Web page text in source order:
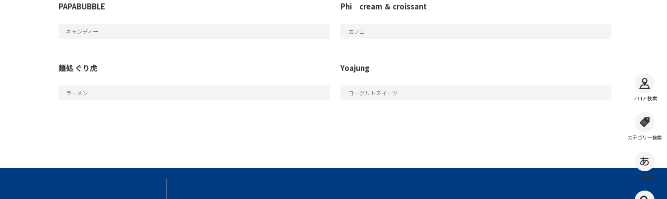
フロア検索
カテゴリー検索
50音検索
PAPABUBBLE
キャンディー
Phi cream ＆ croissant
カフェ
麺処 ぐり虎
ラーメン
Yoajung
ヨーグルトスイーツ